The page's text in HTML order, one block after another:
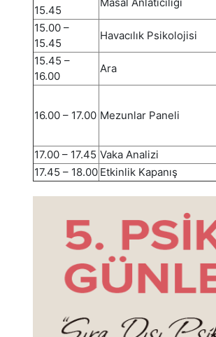
15.45
15.00 –
15.45
Havacılık Psikolojisi
15.45 –
16.00
Ara
16.00 – 17.00 Mezunlar Paneli
17.00 – 17.45 Vaka Analizi
17.45 – 18.00 Etkinlik Kapanış